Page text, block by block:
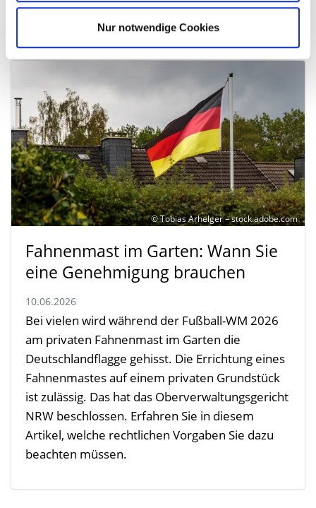
Nur notwendige Cookies
Weitere Beiträge zum Thema Recht
© Tobias Arhelger – stock.adobe.com
Fahnenmast im Garten: Wann Sie
eine Genehmigung brauchen
10.06.2026
Bei vielen wird während der Fußball-WM 2026
am privaten Fahnenmast im Garten die
Deutschlandflagge gehisst. Die Errichtung eines
Fahnenmastes auf einem privaten Grundstück
ist zulässig. Das hat das Oberverwaltungsgericht
NRW beschlossen. Erfahren Sie in diesem
Artikel, welche rechtlichen Vorgaben Sie dazu
beachten müssen.